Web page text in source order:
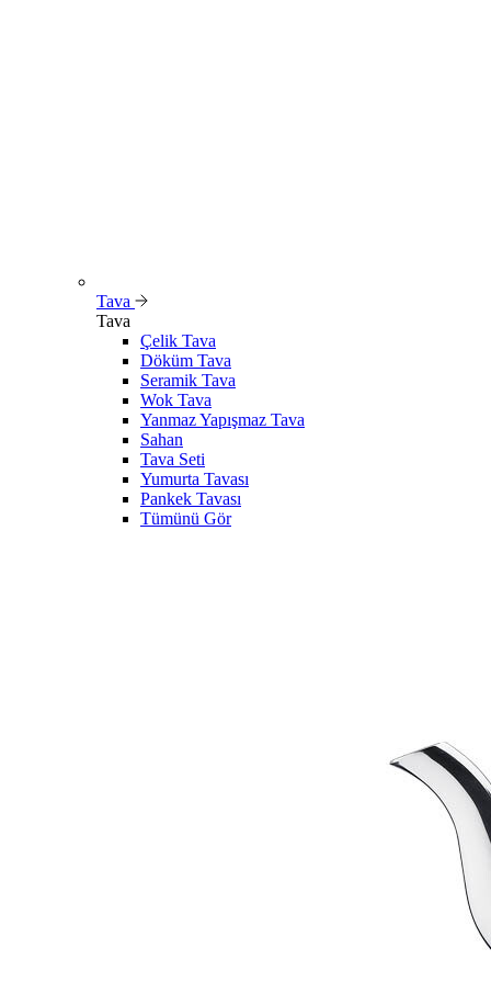
Tava
Tava
Çelik Tava
Döküm Tava
Seramik Tava
Wok Tava
Yanmaz Yapışmaz Tava
Sahan
Tava Seti
Yumurta Tavası
Pankek Tavası
Tümünü Gör